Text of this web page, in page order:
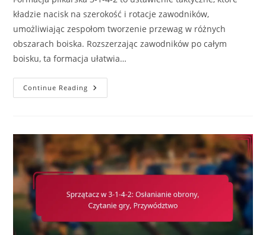
kładzie nacisk na szerokość i rotacje zawodników,
umożliwiając zespołom tworzenie przewag w różnych
obszarach boiska. Rozszerzając zawodników po całym
boisku, ta formacja ułatwia…
Continue Reading 3-
1-
Wykorzystanie
Szerokości,
Przeciążenia,
Rotacje
Zawodników